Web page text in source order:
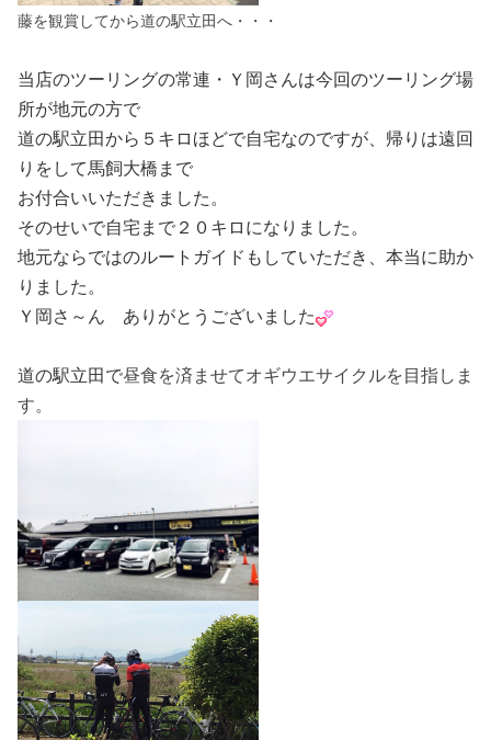
藤を観賞してから道の駅立田へ・・・
当店のツーリングの常連・Ｙ岡さんは今回のツーリング場
所が地元の方で
道の駅立田から５キロほどで自宅なのですが、帰りは遠回
りをして馬飼大橋まで
お付合いいただきました。
そのせいで自宅まで２０キロになりました。
地元ならではのルートガイドもしていただき、本当に助か
りました。
Ｙ岡さ～ん ありがとうございました
道の駅立田で昼食を済ませてオギウエサイクルを目指しま
す。